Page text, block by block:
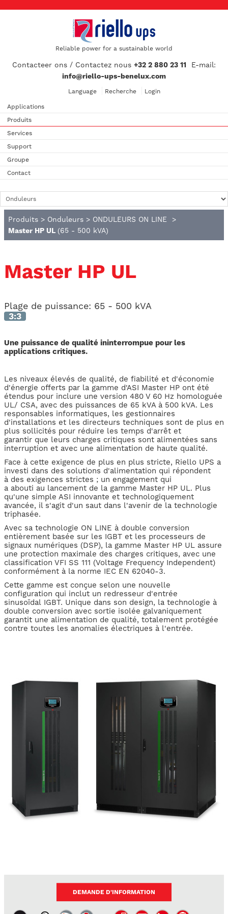
Reliable power for a sustainable world
Contacteer ons / Contactez nous +32 2 880 23 11 E-mail:
info@riello-ups-benelux.com
Language Recherche Login
Applications
Produits
Services
Support
Groupe
Contact
Produits > Onduleurs > ONDULEURS ON LINE
>
Master HP UL (65 - 500 kVA)
Master HP UL
Plage de puissance: 65 - 500 kVA
3:3
Une puissance de qualité ininterrompue pour les
applications critiques.
Les niveaux élevés de qualité, de fiabilité et d'économie
d'énergie offerts par la gamme d'ASI Master HP ont été
étendus pour inclure une version 480 V 60 Hz homologuée
UL/ CSA, avec des puissances de 65 kVA à 500 kVA. Les
responsables informatiques, les gestionnaires
d'installations et les directeurs techniques sont de plus en
plus sollicités pour réduire les temps d'arrêt et
garantir que leurs charges critiques sont alimentées sans
interruption et avec une alimentation de haute qualité.
Face à cette exigence de plus en plus stricte, Riello UPS a
investi dans des solutions d'alimentation qui répondent
à des exigences strictes ; un engagement qui
a abouti au lancement de la gamme Master HP UL. Plus
qu'une simple ASI innovante et technologiquement
avancée, il s'agit d'un saut dans l'avenir de la technologie
triphasée.
Avec sa technologie ON LINE à double conversion
entièrement basée sur les IGBT et les processeurs de
signaux numériques (DSP), la gamme Master HP UL assure
une protection maximale des charges critiques, avec une
classification VFI SS 111 (Voltage Frequency Independent)
conformément à la norme IEC EN 62040-3.
Cette gamme est conçue selon une nouvelle
configuration qui inclut un redresseur d'entrée
sinusoïdal IGBT. Unique dans son design, la technologie à
double conversion avec sortie isolée galvaniquement
garantit une alimentation de qualité, totalement protégée
contre toutes les anomalies électriques à l'entrée.
DEMANDE D'INFORMATION